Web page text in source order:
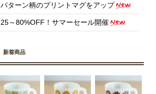
パターン柄のプリントマグをアップ
25～80%OFF！サマーセール開催
新着商品